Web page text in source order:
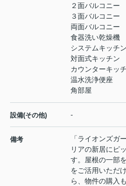
２面バルコニー
３面バルコニー
両面バルコニー
食器洗い乾燥機
システムキッチン
対面式キッチン
カウンターキッ
温水洗浄便座
角部屋
設備(その他) -
備考
「ライオンズガ
リアの新居にピ
す。屋根の一部
をご活用いただ
ら、物件の購入